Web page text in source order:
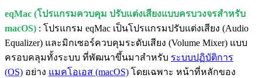
eqMac (โปรแกรมควบคุม ปรับแต่งเสียงแบบครบวงจรสำหรับ
macOS) : โปรแกรม eqMac เป็นโปรแกรมปรับแต่งเสียง (Audio
Equalizer) และมิกเซอร์ควบคุมระดับเสียง (Volume Mixer) แบบ
ครอบคลุมทั้งระบบ ที่พัฒนาขึ้นมาสำหรับ ระบบปฏิบัติการ
(OS) อย่าง แมคโอเอส (macOS) โดยเฉพาะ หน้าที่หลักของ